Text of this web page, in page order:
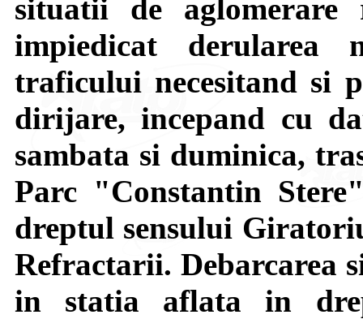
situatii de
impiedicat
traficului necesitand si
dirijare, incepand cu
sambata si duminica,
Parc "Constantin
dreptul sensului
Refractarii. Debarcarea
in statia aflata in